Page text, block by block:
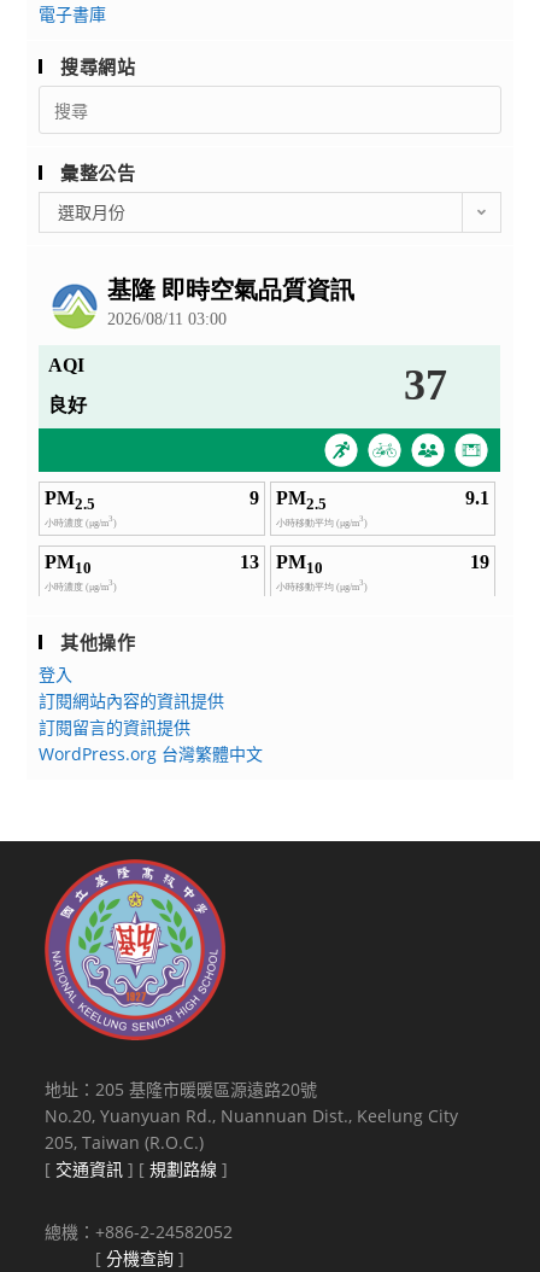
電子書庫
搜尋網站
Search
for:
彙整公告
整
選取月份
其他操作
登入
訂閱網站內容的資訊提供
訂閱留言的資訊提供
WordPress.org 台灣繁體中文
地址：205 基隆市暖暖區源遠路20號
No.20, Yuanyuan Rd., Nuannuan Dist., Keelung City
205, Taiwan (R.O.C.)
[ 交通資訊 ] [規劃路線 ]
總機：+886-2-24582052
[分機查詢 ]